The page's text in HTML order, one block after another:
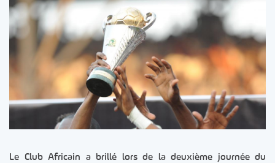
Le Club Africain a brillé lors de la deuxième journée du